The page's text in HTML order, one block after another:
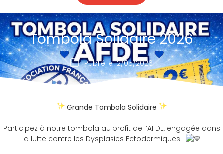
Tombola Solidaire 2026
Publié le12/05/2026
Grande Tombola Solidaire
Participez à notre tombola au profit de l’AFDE, engagée dans
la lutte contre les Dysplasies Ectodermiques !